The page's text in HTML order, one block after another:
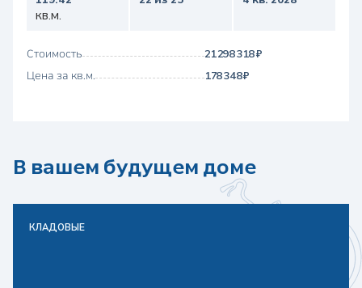
кв.м.
Стоимость
21 298 318 ₽
Цена за кв.м.
178 348 ₽
В вашем будущем доме
КЛАДОВЫЕ